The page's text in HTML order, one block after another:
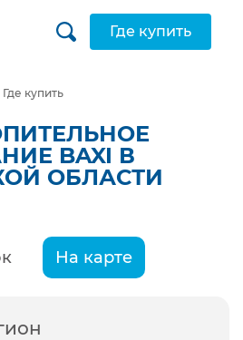
Где купить
Где купить
BAXI В
ОБЛАСТИ
На карте